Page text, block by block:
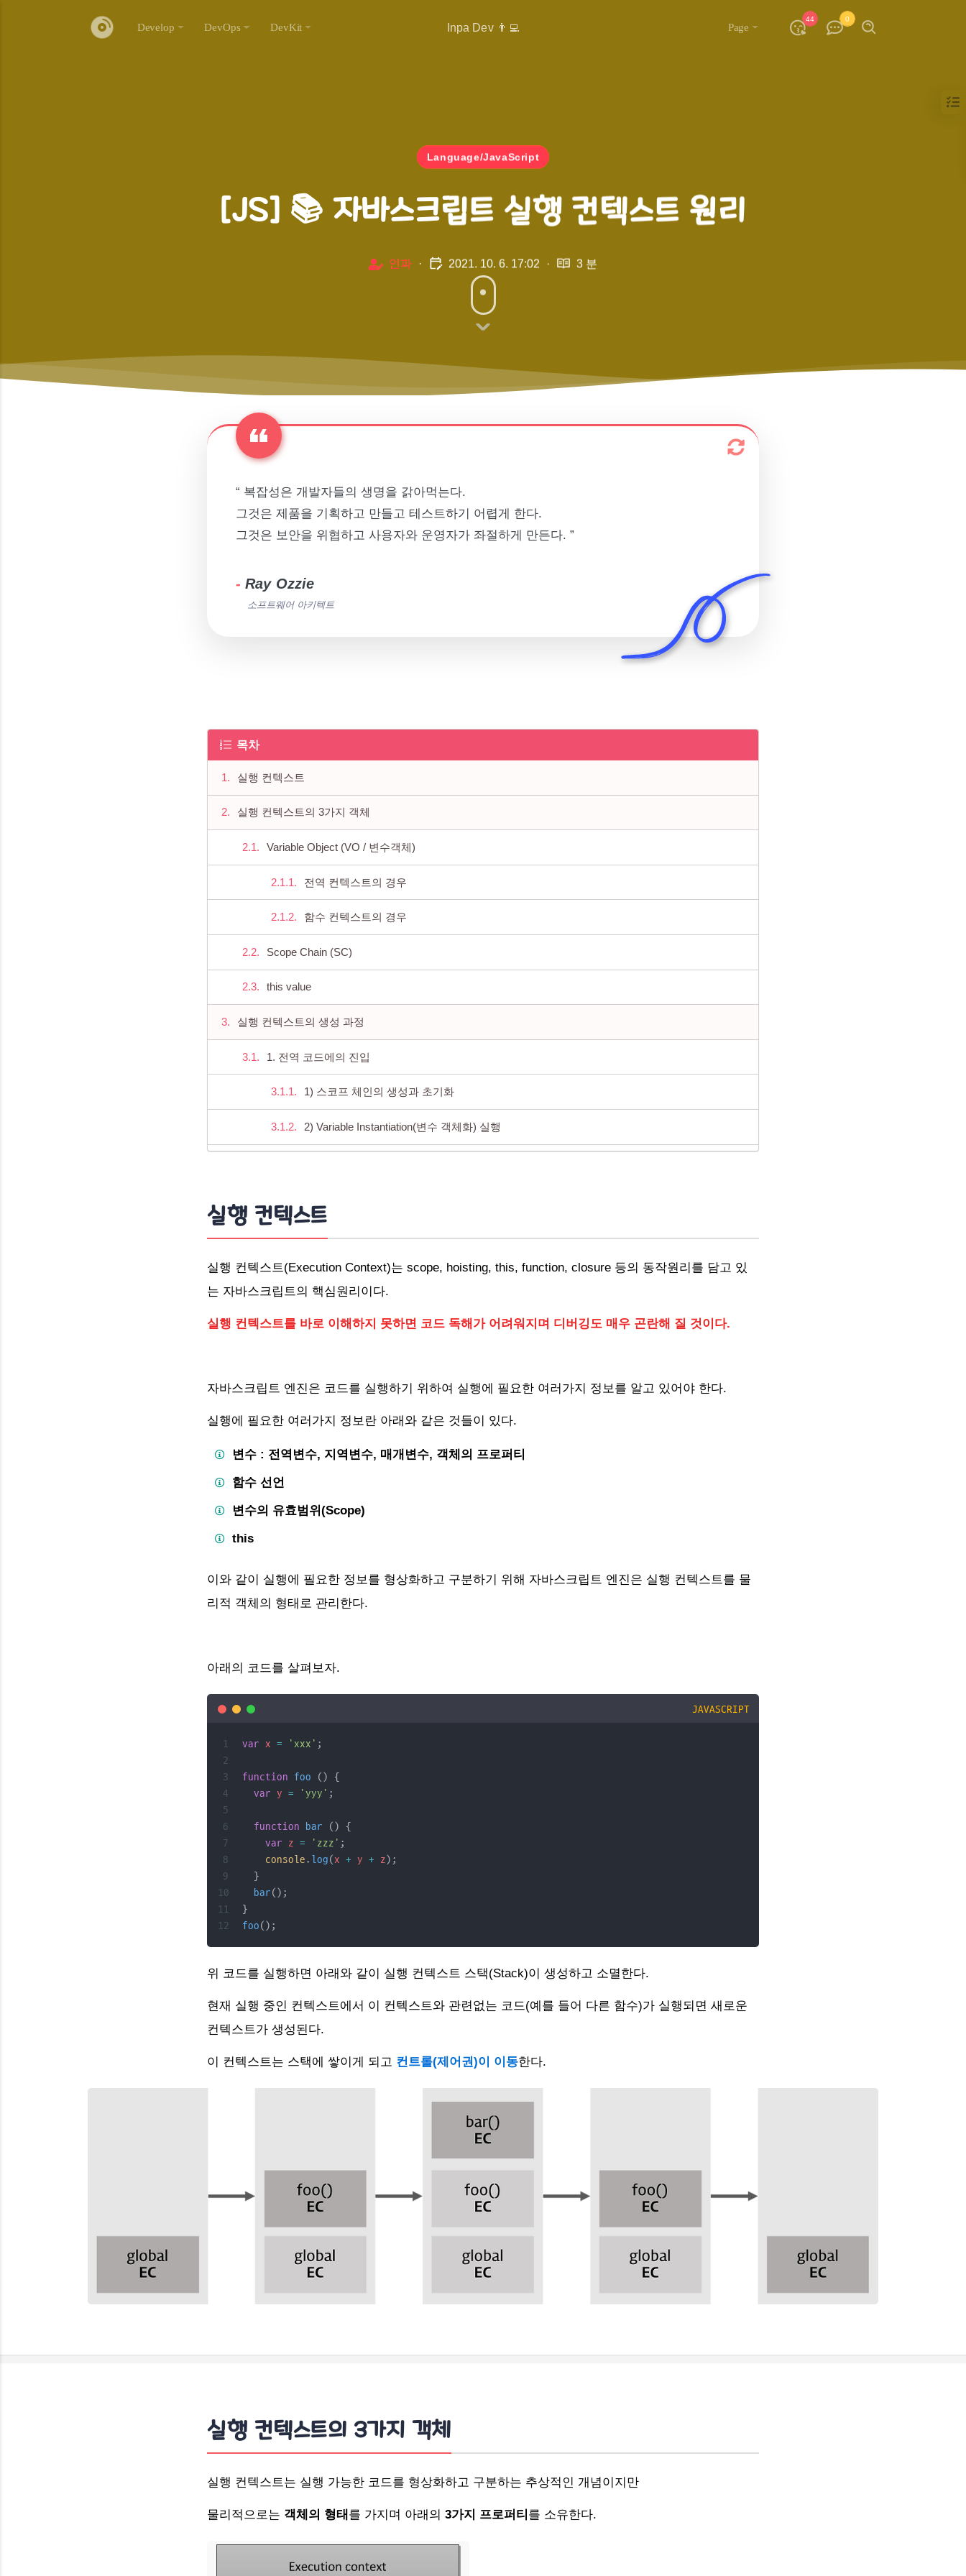
Language/JavaScript
[JS] 📚 자바스크립트 실행 컨텍스트 원리
인파 · 2021. 10. 6. 17:02 · 3 분
“ 복잡성은 개발자들의 생명을 갉아먹는다.
그것은 제품을 기획하고 만들고 테스트하기 어렵게 한다.
그것은 보안을 위협하고 사용자와 운영자가 좌절하게 만든다. ”
- Ray Ozzie
소프트웨어 아키텍트
목차
실행 컨텍스트
실행 컨텍스트의 3가지 객체
Variable Object (VO / 변수객체)
전역 컨텍스트의 경우
함수 컨텍스트의 경우
Scope Chain (SC)
this value
실행 컨텍스트의 생성 과정
1. 전역 코드에의 진입
1) 스코프 체인의 생성과 초기화
2) Variable Instantiation(변수 객체화) 실행
전역 코드의 실행
1) 변수 값의 할당
foo 함수 코드의 실행
1) 변수 값의 할당
실행 컨텍스트
​실행 컨텍스트(Execution Context)는 scope, hoisting, this, function, closure 등의 동작원리를 담고 있
는 자바스크립트의 핵심원리이다.
실행 컨텍스트를 바로 이해하지 못하면 코드 독해가 어려워지며 디버깅도 매우 곤란해 질 것이다.
자바스크립트 엔진은 코드를 실행하기 위하여 실행에 필요한 여러가지 정보를 알고 있어야 한다.
실행에 필요한 여러가지 정보란 아래와 같은 것들이 있다.
변수 : 전역변수, 지역변수, 매개변수, 객체의 프로퍼티
함수 선언
변수의 유효범위(Scope)
this
이와 같이 실행에 필요한 정보를 형상화하고 구분하기 위해 자바스크립트 엔진은 실행 컨텍스트를 물
리적 객체의 형태로 관리한다.
아래의 코드를 살펴보자.
JAVASCRIPT
var x = 'xxx' ;
function foo () {
var y = 'yyy' ;
function bar () {
var z = 'zzz' ;
console. log(x + y + z);
  }
bar();
}
foo();
위 코드를 실행하면 아래와 같이 실행 컨텍스트 스택(Stack)이 생성하고 소멸한다.
현재 실행 중인 컨텍스트에서 이 컨텍스트와 관련없는 코드(예를 들어 다른 함수)가 실행되면 새로운
컨텍스트가 생성된다.
이 컨텍스트는 스택에 쌓이게 되고 컨트롤(제어권)이 이동한다.
실행 컨텍스트의 3가지 객체
​실행 컨텍스트는 실행 가능한 코드를 형상화하고 구분하는 추상적인 개념이지만
물리적으로는 객체의 형태 를 가지며 아래의 3가지 프로퍼티 를 소유한다.
Inpa Dev 👨‍💻
44 0
Develop DevOps DevKit Page